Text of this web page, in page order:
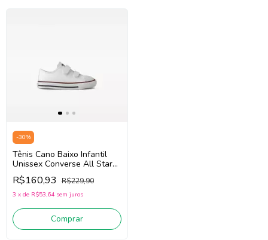
-30%
Tênis Cano Baixo Infantil
Unissex Converse All Star
CK0418 (Branco) Couro
Sintético
R$160,93 R$229,90
3 x de R$53,64 sem juros
Comprar